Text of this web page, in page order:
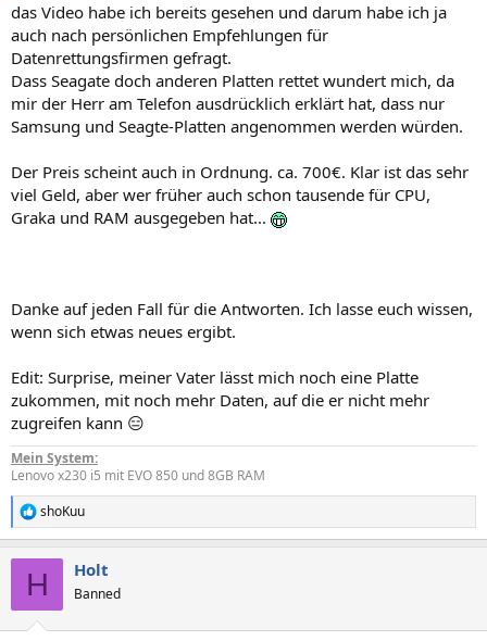
das Video habe ich bereits gesehen und darum habe ich ja
auch nach persönlichen Empfehlungen für
Datenrettungsfirmen gefragt.
Dass Seagate doch anderen Platten rettet wundert mich, da
mir der Herr am Telefon ausdrücklich erklärt hat, dass nur
Samsung und Seagte-Platten angenommen werden würden.
Der Preis scheint auch in Ordnung. ca. 700€. Klar ist das sehr
viel Geld, aber wer früher auch schon tausende für CPU,
Graka und RAM ausgegeben hat...
Danke auf jeden Fall für die Antworten. Ich lasse euch wissen,
wenn sich etwas neues ergibt.
Edit: Surprise, meiner Vater lässt mich noch eine Platte
zukommen, mit noch mehr Daten, auf die er nicht mehr
zugreifen kann 😑
Mein System:
Lenovo x230 i5 mit EVO 850 und 8GB RAM
R
e
shoKuu
H Holt
Banned